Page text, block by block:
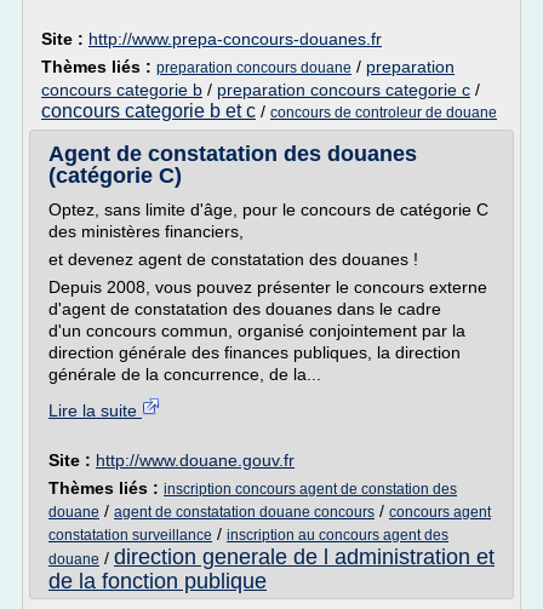
Site : http://www.prepa-concours-douanes.fr
Thèmes liés : preparation concours douane / preparation
concours categorie b / preparation concours categorie c /
concours categorie b et c / concours de controleur de douane
Agent de constatation des douanes
(catégorie C)
Optez, sans limite d'âge, pour le concours de catégorie C
des ministères financiers,
et devenez agent de constatation des douanes !
Depuis 2008, vous pouvez présenter le concours externe
d'agent de constatation des douanes dans le cadre
d'un concours commun, organisé conjointement par la
direction générale des finances publiques, la direction
générale de la concurrence, de la...
Lire la suite
Site : http://www.douane.gouv.fr
Thèmes liés : inscription concours agent de constation des
douane / agent de constatation douane concours / concours agent
constatation surveillance / inscription au concours agent des
douane / direction generale de l administration et
de la fonction publique